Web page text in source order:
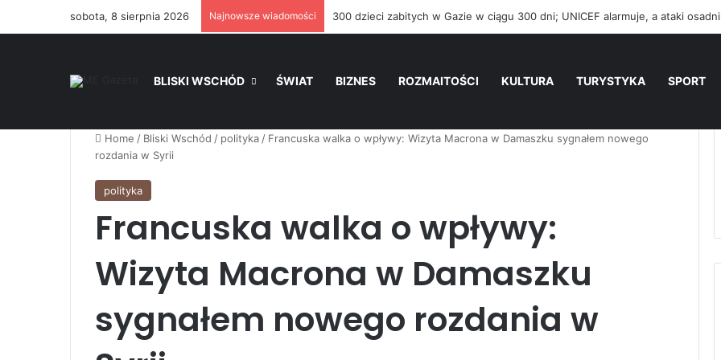
sobota, 8 sierpnia 2026 Najnowsze wiadomości
BLISKI WSCHÓD ŚWIAT BIZNES ROZMAITOŚCI KULTURA TURYSTYKA SPORT
Home / Bliski Wschód / polityka / Francuska walka o wpływy: Wizyta Macrona w Damaszku sygnałem nowego
rozdania w Syrii
polityka
Francuska walka o wpływy:
Wizyta Macrona w Damaszku
sygnałem nowego rozdania w